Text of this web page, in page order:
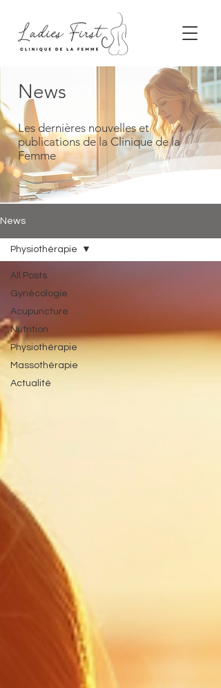
News
Les dernières nouvelles et
publications de la Clinique de la
Femme
News
All Posts
Gynécologie
Acupuncture
Nutrition
Physiothérapie
Massothérapie
Actualité
Physiothérapie